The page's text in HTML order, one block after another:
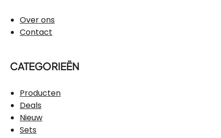
Over ons
Contact
CATEGORIEËN
Producten
Deals
Nieuw
Sets